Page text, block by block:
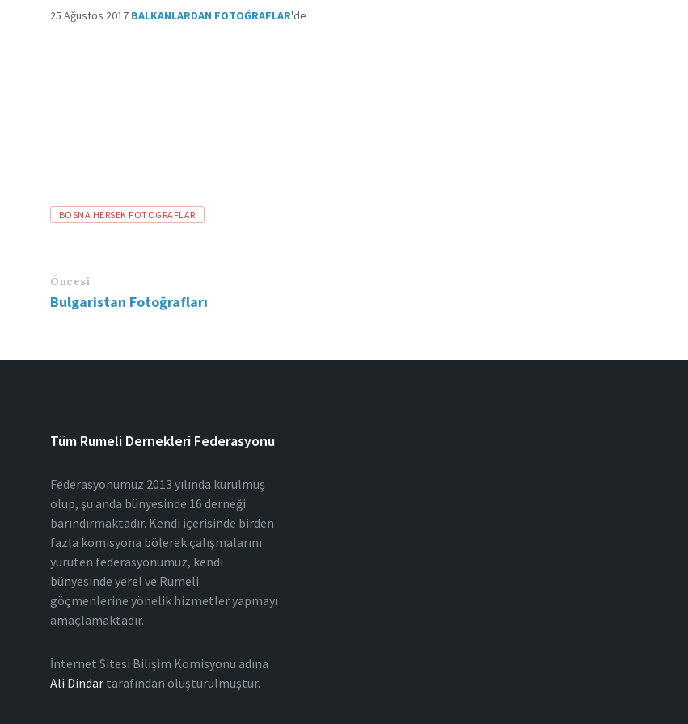
25 Ağustos 2017 BALKANLARDAN FOTOĞRAFLAR'de
Etiketler
BOSNA HERSEK FOTOGRAFLAR
Öncesi
Bulgaristan Fotoğrafları
Tüm Rumeli Dernekleri Federasyonu
Federasyonumuz 2013 yılında kurulmuş
olup, şu anda bünyesinde 16 derneği
barındırmaktadır. Kendi içerisinde birden
fazla komisyona bölerek çalışmalarını
yürüten federasyonumuz, kendi
bünyesinde yerel ve Rumeli
göçmenlerine yönelik hizmetler yapmayı
amaçlamaktadır.
İnternet Sitesi Bilişim Komisyonu adına
Ali Dindar tarafından oluşturulmuştur.